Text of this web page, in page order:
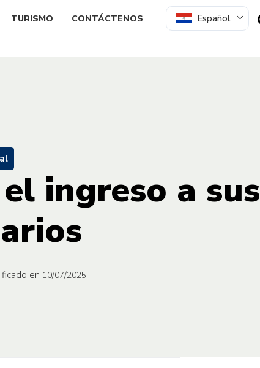
TURISMO CONTÁCTENOS Español
ingreso a sus
en 10/07/2025